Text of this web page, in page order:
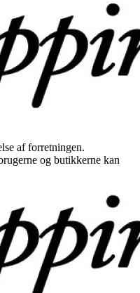
af forretningen.
og butikkerne kan